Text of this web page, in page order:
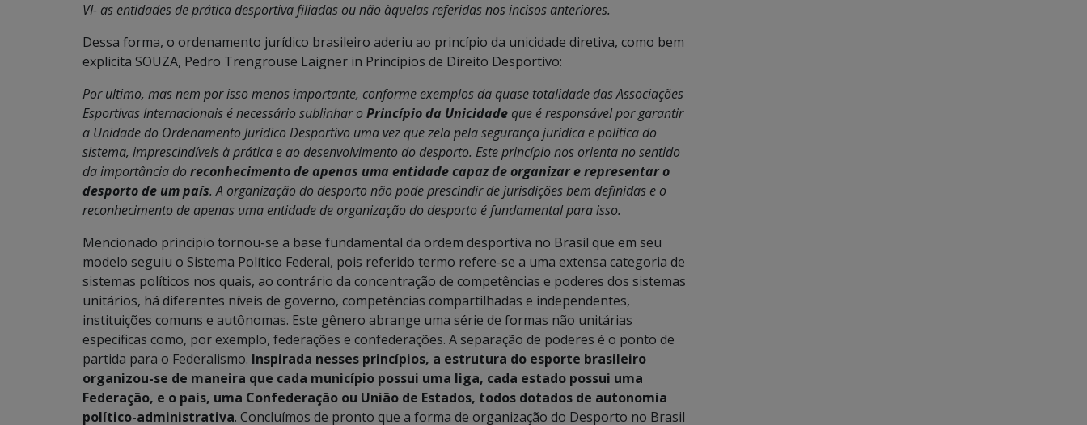
VI- as entidades de prática desportiva filiadas ou não àquelas referidas nos incisos anteriores.
Dessa forma, o ordenamento jurídico brasileiro aderiu ao princípio da unicidade diretiva, como bem
explicita SOUZA, Pedro Trengrouse Laigner in Princípios de Direito Desportivo:
Por ultimo, mas nem por isso menos importante, conforme exemplos da quase totalidade das Associações
Esportivas Internacionais é necessário sublinhar oPrincípio da Unicidade que é responsável por garantir
a Unidade do Ordenamento Jurídico Desportivo uma vez que zela pela segurança jurídica e política do
sistema, imprescindíveis à prática e ao desenvolvimento do desporto. Este princípio nos orienta no sentido
da importância doreconhecimento de apenas uma entidade capaz de organizar e representar o
desporto de um país. A organização do desporto não pode prescindir de jurisdições bem definidas e o
reconhecimento de apenas uma entidade de organização do desporto é fundamental para isso.
Mencionado principio tornou-se a base fundamental da ordem desportiva no Brasil que em seu
modelo seguiu o Sistema Político Federal, pois referido termo refere-se a uma extensa categoria de
sistemas políticos nos quais, ao contrário da concentração de competências e poderes dos sistemas
unitários, há diferentes níveis de governo, competências compartilhadas e independentes,
instituições comuns e autônomas. Este gênero abrange uma série de formas não unitárias
especificas como, por exemplo, federações e confederações. A separação de poderes é o ponto de
partida para o Federalismo. Inspirada nesses princípios, a estrutura do esporte brasileiro
organizou-se de maneira que cada município possui uma liga, cada estado possui uma
Federação, e o país, uma Confederação ou União de Estados, todos dotados de autonomia
político-administrativa. Concluímos de pronto que a forma de organização do Desporto no Brasil